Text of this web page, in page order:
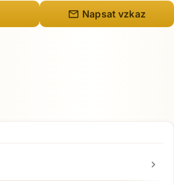
mail Napsat vzkaz
chevron_right